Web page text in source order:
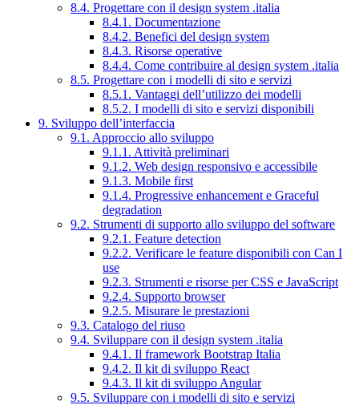
8.4. Progettare con il design system .italia
8.4.1. Documentazione
8.4.2. Benefici del design system
8.4.3. Risorse operative
8.4.4. Come contribuire al design system .italia
8.5. Progettare con i modelli di sito e servizi
8.5.1. Vantaggi dell’utilizzo dei modelli
8.5.2. I modelli di sito e servizi disponibili
9. Sviluppo dell’interfaccia
9.1. Approccio allo sviluppo
9.1.1. Attività preliminari
9.1.2. Web design responsivo e accessibile
9.1.3. Mobile first
9.1.4. Progressive enhancement e Graceful
degradation
9.2. Strumenti di supporto allo sviluppo del software
9.2.1. Feature detection
9.2.2. Verificare le feature disponibili con Can I
use
9.2.3. Strumenti e risorse per CSS e JavaScript
9.2.4. Supporto browser
9.2.5. Misurare le prestazioni
9.3. Catalogo del riuso
9.4. Sviluppare con il design system .italia
9.4.1. Il framework Bootstrap Italia
9.4.2. Il kit di sviluppo React
9.4.3. Il kit di sviluppo Angular
9.5. Sviluppare con i modelli di sito e servizi